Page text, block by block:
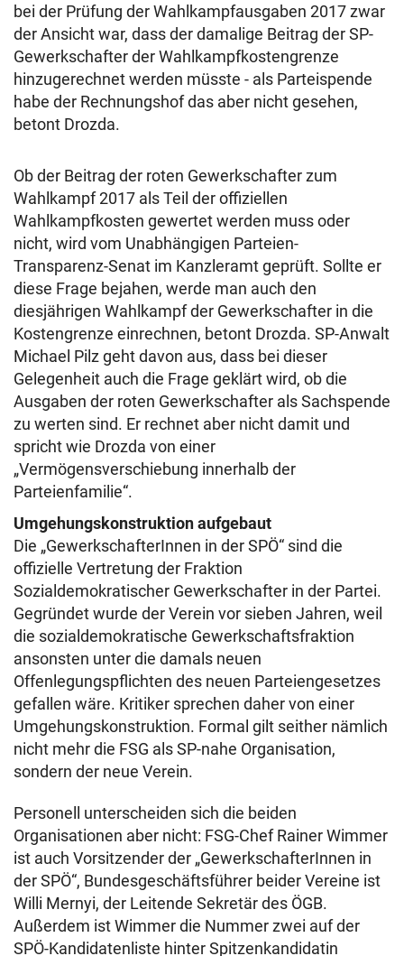
bei der Prüfung der Wahlkampfausgaben 2017 zwar
der Ansicht war, dass der damalige Beitrag der SP-
Gewerkschafter der Wahlkampfkostengrenze
hinzugerechnet werden müsste - als Parteispende
habe der Rechnungshof das aber nicht gesehen,
betont Drozda.
Ob der Beitrag der roten Gewerkschafter zum
Wahlkampf 2017 als Teil der offiziellen
Wahlkampfkosten gewertet werden muss oder
nicht, wird vom Unabhängigen Parteien-
Transparenz-Senat im Kanzleramt geprüft. Sollte er
diese Frage bejahen, werde man auch den
diesjährigen Wahlkampf der Gewerkschafter in die
Kostengrenze einrechnen, betont Drozda. SP-Anwalt
Michael Pilz geht davon aus, dass bei dieser
Gelegenheit auch die Frage geklärt wird, ob die
Ausgaben der roten Gewerkschafter als Sachspende
zu werten sind. Er rechnet aber nicht damit und
spricht wie Drozda von einer
„Vermögensverschiebung innerhalb der
Parteienfamilie“.
Umgehungskonstruktion aufgebaut
Die „GewerkschafterInnen in der SPÖ“ sind die
offizielle Vertretung der Fraktion
Sozialdemokratischer Gewerkschafter in der Partei.
Gegründet wurde der Verein vor sieben Jahren, weil
die sozialdemokratische Gewerkschaftsfraktion
ansonsten unter die damals neuen
Offenlegungspflichten des neuen Parteiengesetzes
gefallen wäre. Kritiker sprechen daher von einer
Umgehungskonstruktion. Formal gilt seither nämlich
nicht mehr die FSG als SP-nahe Organisation,
sondern der neue Verein.
Personell unterscheiden sich die beiden
Organisationen aber nicht: FSG-Chef Rainer Wimmer
ist auch Vorsitzender der „GewerkschafterInnen in
der SPÖ“, Bundesgeschäftsführer beider Vereine ist
Willi Mernyi, der Leitende Sekretär des ÖGB.
Außerdem ist Wimmer die Nummer zwei auf der
SPÖ-Kandidatenliste hinter Spitzenkandidatin